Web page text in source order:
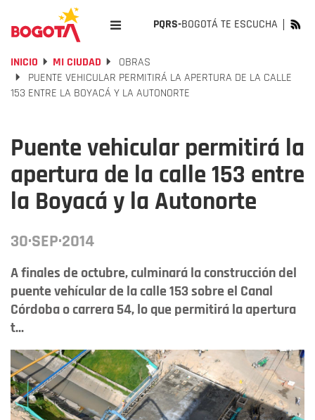
PQRS-BOGOTÁ TE ESCUCHA
INICIO MI CIUDAD
OBRAS
PUENTE VEHICULAR PERMITIRÁ LA APERTURA DE LA CALLE
153 ENTRE LA BOYACÁ Y LA AUTONORTE
Puente vehicular permitirá la
apertura de la calle 153 entre
la Boyacá y la Autonorte
30·SEP·2014
A finales de octubre, culminará la construcción del
puente vehícular de la calle 153 sobre el Canal
Córdoba o carrera 54, lo que permitirá la apertura
t...